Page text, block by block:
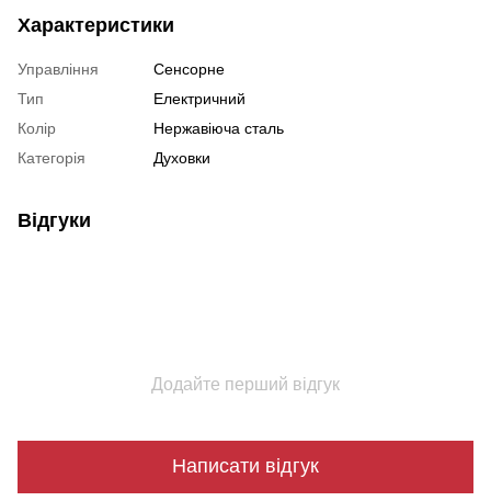
Характеристики
Управління
Сенсорне
Тип
Електричний
Колір
Нержавіюча сталь
Категорія
Духовки
Відгуки
Додайте перший відгук
Написати відгук